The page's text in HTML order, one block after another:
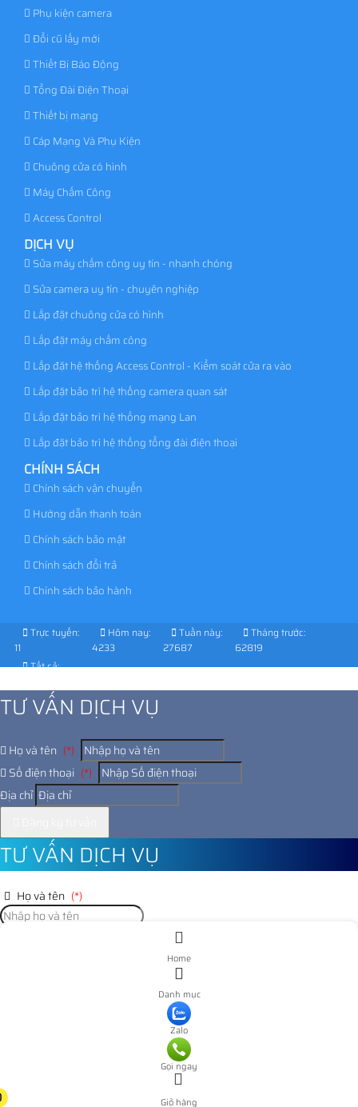
Phụ kiện camera
Đổi cũ lấy mới
Thiết Bị Báo Động
Tổng Đài Điện Thoại
Thiết bị mạng
Cáp Mạng Và Phụ Kiện
Chuông cửa có hình
Máy Chấm Công
Access Control
DỊCH VỤ
Sửa máy chấm công uy tín - nhanh chóng
Sửa camera uy tín - chuyên nghiệp
Lắp đặt chuông cửa có hình
Lắp đặt máy chấm công
Lắp đặt hệ thống Access Control - Kiểm soát cửa ra vào
Lắp đặt bảo trì hệ thống camera quan sát
Lắp đặt bảo trì hệ thống mạng Lan
Lắp đặt bảo trì hệ thống tổng đài điện thoại
CHÍNH SÁCH
Chính sách vận chuyển
Hướng dẫn thanh toán
Chính sách bảo mật
Chính sách đổi trả
Chính sách bảo hành
Trực tuyến:
11
Hôm nay:
4233
Tuần này:
27687
Tháng trước:
62819
Tất cả:
TƯ VẤN DỊCH VỤ
Họ và tên (*)
Số điện thoại (*)
Địa chỉ
TƯ VẤN DỊCH VỤ
Họ và tên (*)
Home
Danh mục
Zalo
Gọi ngay
Giỏ hàng